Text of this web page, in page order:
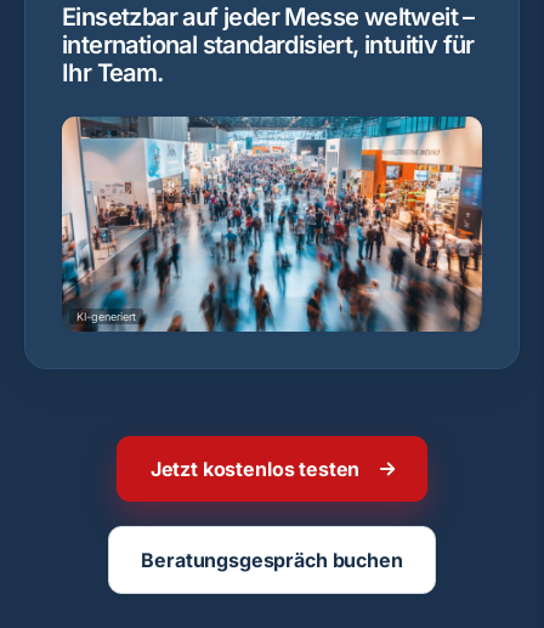
Einsetzbar auf jeder Messe weltweit –
international standardisiert, intuitiv für
Ihr Team.
KI-generiert
Jetzt kostenlos testen
Beratungsgespräch buchen